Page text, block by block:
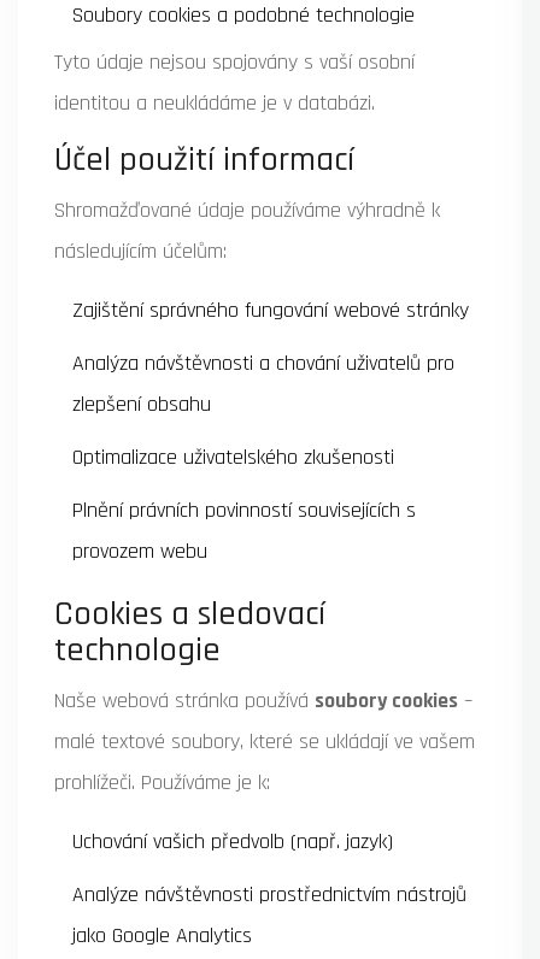
Soubory cookies a podobné technologie
Tyto údaje nejsou spojovány s vaší osobní
identitou a neukládáme je v databázi.
Účel použití informací
Shromažďované údaje používáme výhradně k
následujícím účelům:
Zajištění správného fungování webové stránky
Analýza návštěvnosti a chování uživatelů pro
zlepšení obsahu
Optimalizace uživatelského zkušenosti
Plnění právních povinností souvisejících s
provozem webu
Cookies a sledovací
technologie
Naše webová stránka používá soubory cookies –
malé textové soubory, které se ukládají ve vašem
prohlížeči. Používáme je k:
Uchování vašich předvolb (např. jazyk)
Analýze návštěvnosti prostřednictvím nástrojů
jako Google Analytics